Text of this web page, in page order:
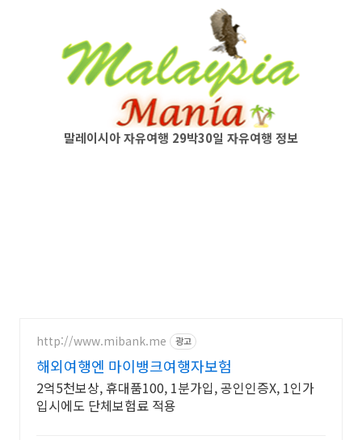
말레이시아 자유여행 29박30일 자유여행 정보
http://www.mibank.me 광고
해외여행엔 마이뱅크여행자보험
2억5천보상, 휴대품100, 1분가입, 공인인증X, 1인가
입시에도 단체보험료 적용